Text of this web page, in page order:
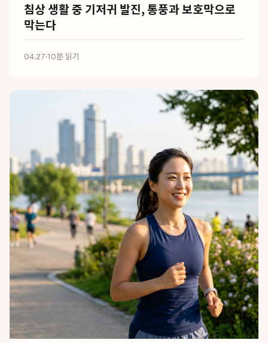
침상 생활 중 기저귀 발진, 통풍과 보호막으로
막는다
04.27·10분 읽기